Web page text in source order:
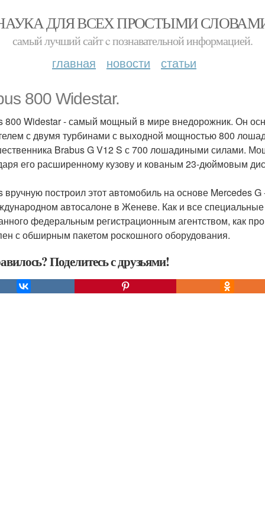
ДЛЯ ВСЕХ ПРОСТЫМИ
самый лучший сайт c познавательной информацией.
главная новости статьи
800 Widestar.
800 Widestar - самый мощный в мире внедорожник. Он
с двумя турбинами с выходной мощностью 800
Brabus G V12 S с 700 лошадиными силами.
его расширенному кузову и кованым 23-дюймовым
вручную построил этот автомобиль на основе Mercedes
автосалоне в Женеве. Как и все специальные
федеральным регистрационным агентством, как
с обширным пакетом роскошного оборудования.
Поделитесь с друзьями!